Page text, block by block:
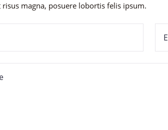
magna, posuere lobortis felis ipsum.